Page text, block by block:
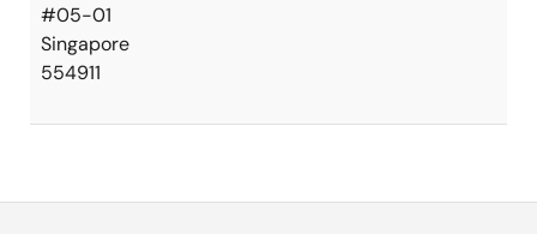
#05-01
Singapore
554911